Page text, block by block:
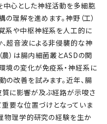
心とした神経活動を多細胞
理解を進めます。神野（工）
系や中枢神経系を人工的に
超音波による非侵襲的な神
農）は腸内細菌叢とASDの関
境の変化が免疫系・神経系に
の改善を試みます。近年、腸
に影響が及ぶ経路が示唆さ
重要な位置づけとなっていま
物理学的研究の経験を生か